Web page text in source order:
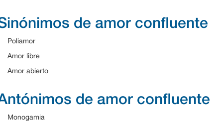
de amor confluente
Poliamor
Amor libre
Amor abierto
de amor confluente
Monogamia